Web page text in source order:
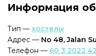
Информация об
Тип — хостелы
Адрес — No 48, Jalan
Телефон — 60 3 2022